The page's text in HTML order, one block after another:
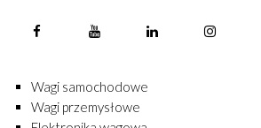
Wagi samochodowe
Wagi przemysłowe